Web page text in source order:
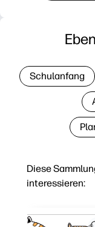
Diese
interessieren:
Schulanfang